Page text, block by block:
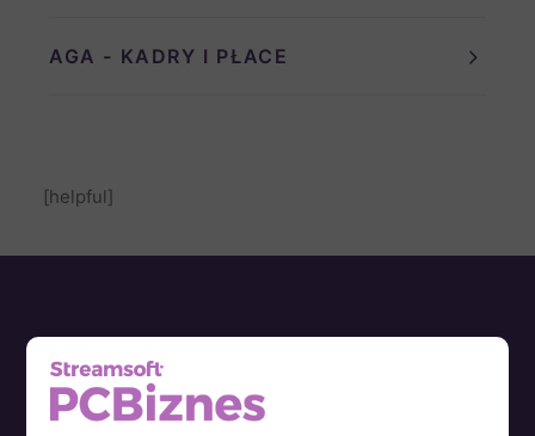
AGA - KADRY I PŁACE
[helpful]
Sieć sprzedaży